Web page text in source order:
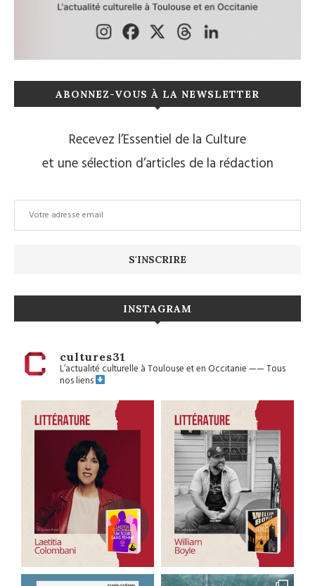
ABONNEZ-VOUS À LA NEWSLETTER
Recevez l’Essentiel de la Culture
et une sélection d’articles de la rédaction
INSTAGRAM
cultures31
L’actualité culturelle à Toulouse et en Occitanie——Tous
nos liens